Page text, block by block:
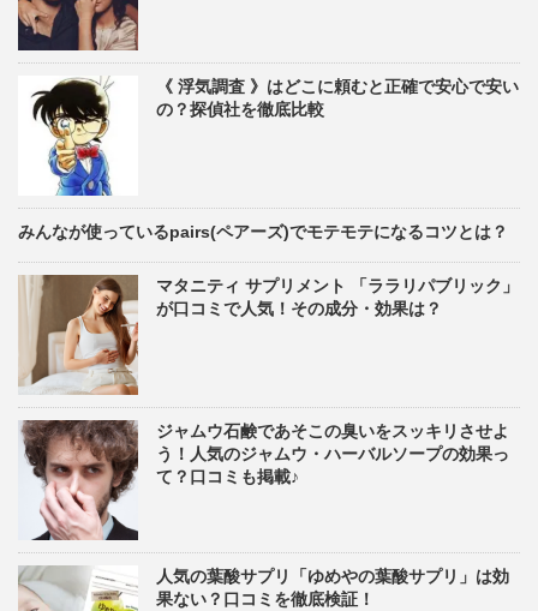
《 浮気調査 》はどこに頼むと正確で安心で安い
の？探偵社を徹底比較
みんなが使っているpairs(ペアーズ)でモテモテになるコツとは？
マタニティ サプリメント 「ララリパブリック」
が口コミで人気！その成分・効果は？
ジャムウ石鹸であそこの臭いをスッキリさせよ
う！人気のジャムウ・ハーバルソープの効果っ
て？口コミも掲載♪
人気の葉酸サプリ「ゆめやの葉酸サプリ」は効
果ない？口コミを徹底検証！